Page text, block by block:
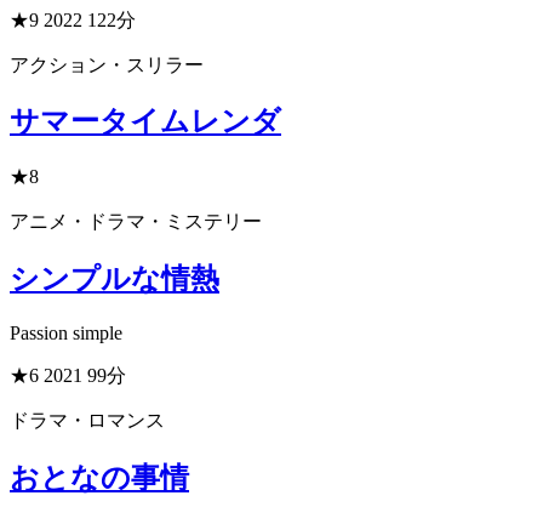
★9 2022 122分
アクション・スリラー
サマータイムレンダ
★8
アニメ・ドラマ・ミステリー
シンプルな情熱
Passion simple
★6 2021 99分
ドラマ・ロマンス
おとなの事情